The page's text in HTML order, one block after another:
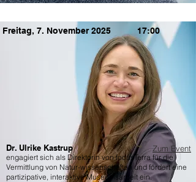
Freitag, 7. November 2025 17:00
Dr. Ulrike Kastrup
engagiert sich als Direktorin von focusTerra für die
Vermittlung von Natur-wissenschaften und fördert eine
partizipative, interaktive Museumsarbeit ein.
Zum Event